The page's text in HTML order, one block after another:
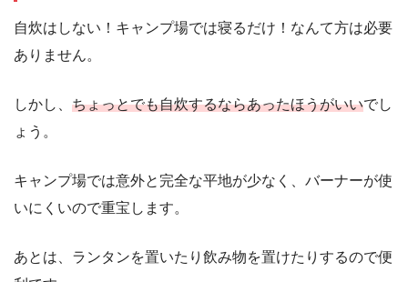
自炊はしない！キャンプ場では寝るだけ！なんて方は必要
ありません。
しかし、 ちょっとでも自炊するならあったほうがいいでし
ょう。
キャンプ場では意外と完全な平地が少なく、バーナーが使
いにくいので重宝します。
あとは、ランタンを置いたり飲み物を置けたりするので便